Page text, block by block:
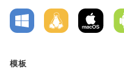
模板